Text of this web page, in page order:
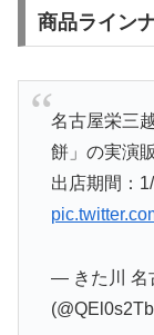
商品ライン
名古屋栄三
餅」の実演
出店期間：
— きた川 名